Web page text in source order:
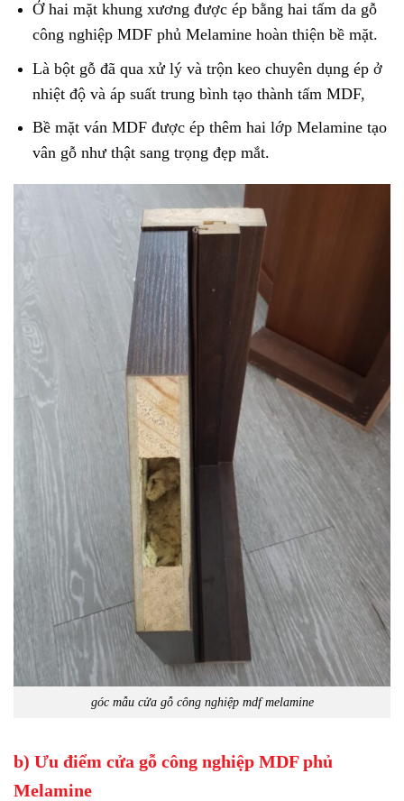
Ở hai mặt khung xương được ép bằng hai tấm da gỗ
công nghiệp MDF phủ Melamine hoàn thiện bề mặt.
Là bột gỗ đã qua xử lý và trộn keo chuyên dụng ép ở
nhiệt độ và áp suất trung bình tạo thành tấm MDF,
Bề mặt ván MDF được ép thêm hai lớp Melamine tạo
vân gỗ như thật sang trọng đẹp mắt.
góc mẫu cửa gỗ công nghiệp mdf melamine
b) Ưu điểm cửa gỗ công nghiệp MDF phủ
Melamine